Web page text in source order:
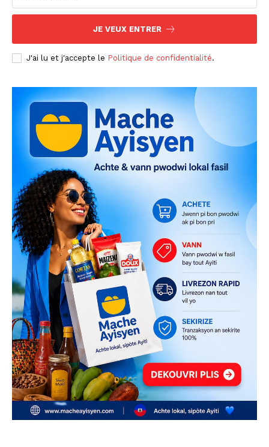
JE VEUX ENTRER
J'ai lu et j'accepte le Politique de confidentialité.